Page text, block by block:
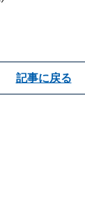
記事に戻る